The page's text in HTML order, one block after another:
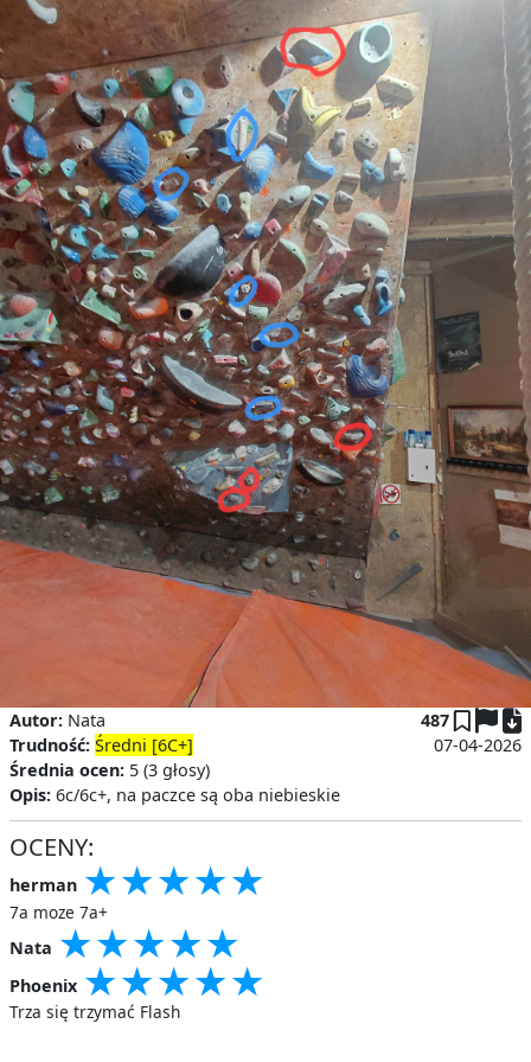
Autor: Nata
Trudność: Średni [6C+]
Średnia ocen: 5 (3 głosy)
487
07-04-2026
Opis: 6c/6c+, na paczce są oba niebieskie
OCENY:
herman ★
★★
★★★
★★★★
★★★★★
7a moze 7a+
Nata ★
★★
★★★
★★★★
★★★★★
Phoenix ★
★★
★★★
★★★★
★★★★★
Trza się trzymać Flash